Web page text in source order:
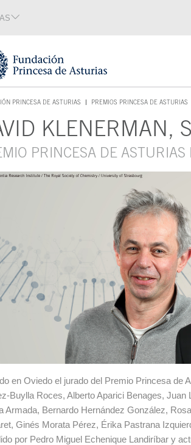
acceso 1
PRINCESA DE ASTURIAS
ACCESO 1
PREMIOS PRINCESA DE ASTURIAS
KLENERMAN,
PRINCESA DE
en Oviedo el jurado del Premio Princesa de
Buylla Roces, Alberto Aparici Benages,
Armada, Bernardo Hernández González,
Ginés Morata Pérez, Érika Pastrana
por Pedro Miguel Echenique Landiríbar y